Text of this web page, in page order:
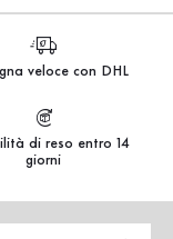
veloce con DHL
di reso entro 14
giorni